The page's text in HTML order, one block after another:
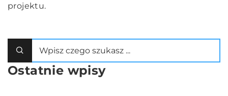
projektu.
Ostatnie wpisy